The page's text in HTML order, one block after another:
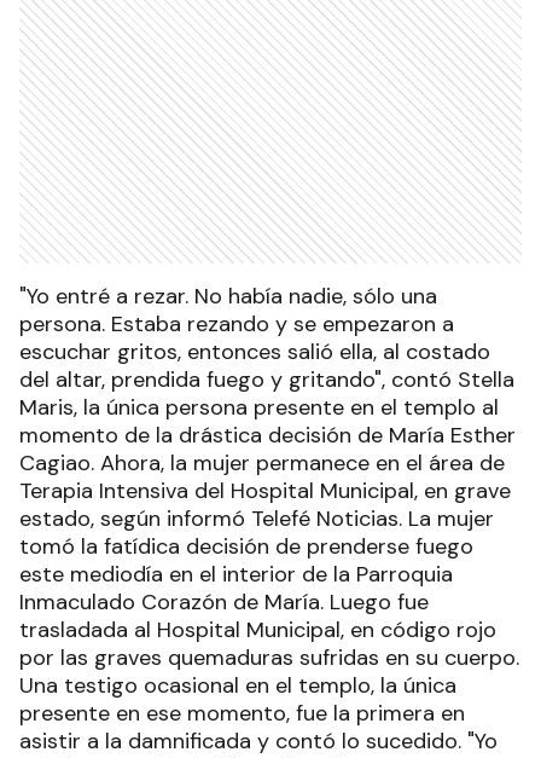
"Yo entré a rezar. No había nadie, sólo una
persona. Estaba rezando y se empezaron a
escuchar gritos, entonces salió ella, al costado
del altar, prendida fuego y gritando", contó Stella
Maris, la única persona presente en el templo al
momento de la drástica decisión de María Esther
Cagiao. Ahora, la mujer permanece en el área de
Terapia Intensiva del Hospital Municipal, en grave
estado, según informó Telefé Noticias. La mujer
tomó la fatídica decisión de prenderse fuego
este mediodía en el interior de la Parroquia
Inmaculado Corazón de María. Luego fue
trasladada al Hospital Municipal, en código rojo
por las graves quemaduras sufridas en su cuerpo.
Una testigo ocasional en el templo, la única
presente en ese momento, fue la primera en
asistir a la damnificada y contó lo sucedido. "Yo